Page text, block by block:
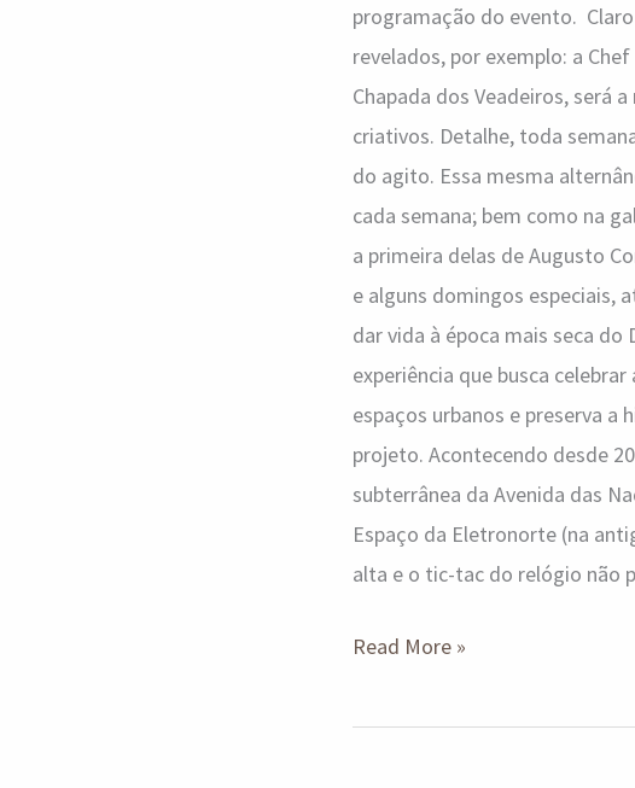
programação do evento.
revelados, por exemplo: a
Chapada dos Veadeiros, será
criativos. Detalhe, toda
do agito. Essa mesma
cada semana; bem como na
a primeira delas de Augusto
e alguns domingos especiais,
dar vida à época mais seca
experiência que busca
espaços urbanos e preserva a
projeto. Acontecendo desde
subterrânea da Avenida das
Espaço da Eletronorte (na
alta e o tic-tac do relógio não
Read More »